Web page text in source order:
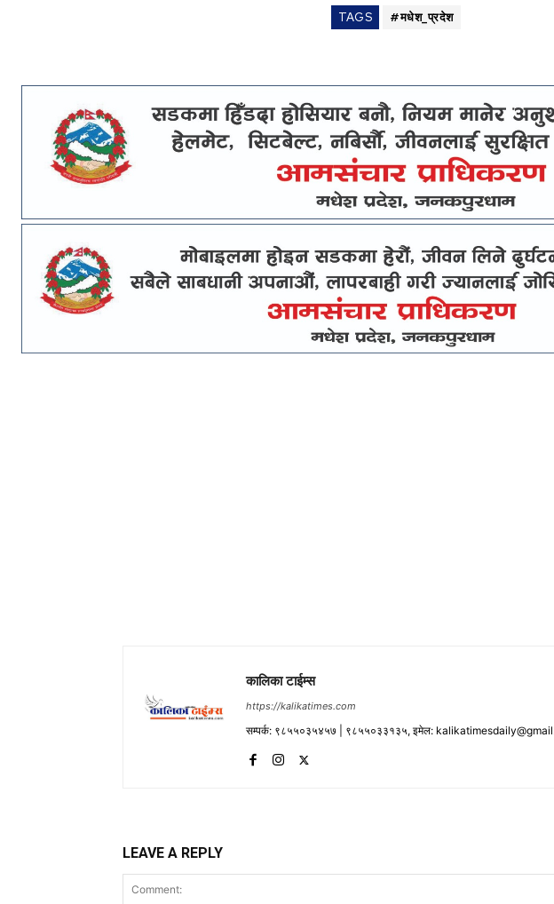
TAGS #मधेश_प्रदेश
कालिका टाईम्स
https://kalikatimes.com
सम्पर्क: ९८५५०३५४५७ | ९८५५०३३१३५, इमेल:
LEAVE A REPLY